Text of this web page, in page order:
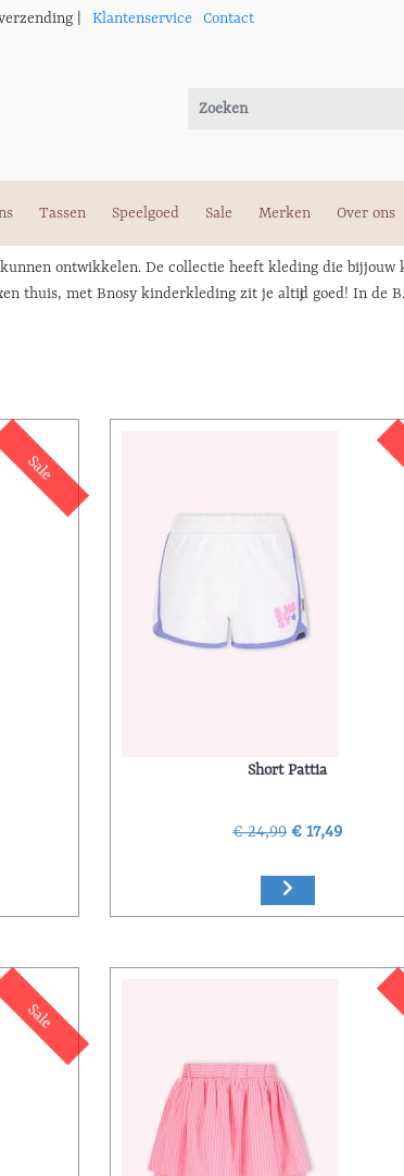
| Klantenservice Contact
Tassen Speelgoed Sale Merken Over ons
ontwikkelen. De collectie heeft kleding die bij
thuis, met Bnosy kinderkleding zit je altijd goed! In de
Sale
Short Pattia
€ 24,99 € 17,49
Sale